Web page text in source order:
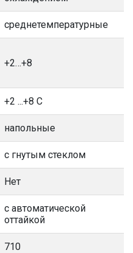
среднетемпературные
+2…+8
+2 ...+8 С
напольные
с гнутым стеклом
Нет
с автоматической
оттайкой
710